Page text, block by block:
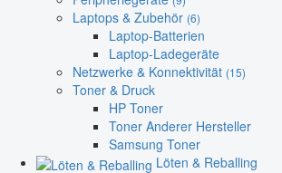
Laptops & Zubehör (6)
Laptop-Batterien
Laptop-Ladegeräte
Netzwerke & Konnektivität (15)
Toner & Druck
HP Toner
Toner Anderer Hersteller
Samsung Toner
Löten & Reballing